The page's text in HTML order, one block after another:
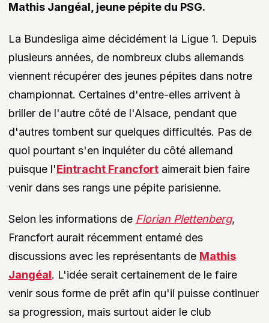
Mathis Jangéal, jeune pépite du PSG.
La Bundesliga aime décidément la Ligue 1. Depuis
plusieurs années, de nombreux clubs allemands
viennent récupérer des jeunes pépites dans notre
championnat. Certaines d'entre-elles arrivent à
briller de l'autre côté de l'Alsace, pendant que
d'autres tombent sur quelques difficultés. Pas de
quoi pourtant s'en inquiéter du côté allemand
puisque l'Eintracht Francfort aimerait bien faire
venir dans ses rangs une pépite parisienne.
Selon les informations de Florian Plettenberg,
Francfort aurait récemment entamé des
discussions avec les représentants de Mathis
Jangéal. L'idée serait certainement de le faire
venir sous forme de prêt afin qu'il puisse continuer
sa progression, mais surtout aider le club